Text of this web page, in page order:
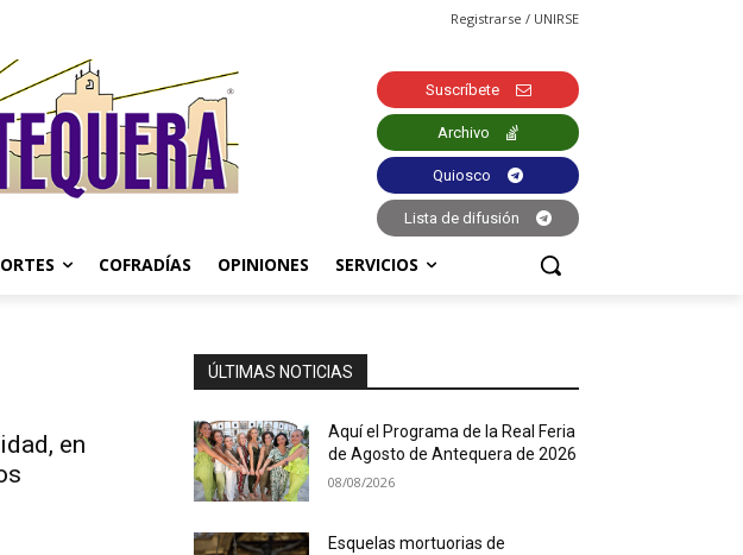
Registrarse / UNIRSE
Suscríbete
Archivo
Quiosco
Lista de difusión
COFRADÍAS OPINIONES SERVICIOS
en
ÚLTIMAS NOTICIAS
Aquí el Programa de la Real Feria
de Agosto de Antequera de 2026
08/08/2026
Esquelas mortuorias de